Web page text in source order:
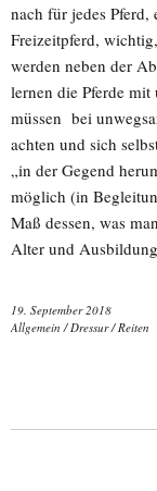
nach für jedes
Freizeitpferd,
werden neben der
lernen die Pferde
müssen bei
achten und sich
„in der Gegend
möglich (in
Maß dessen, was
Alter und
19. September 2018
Allgemein /Dressur/Reiten